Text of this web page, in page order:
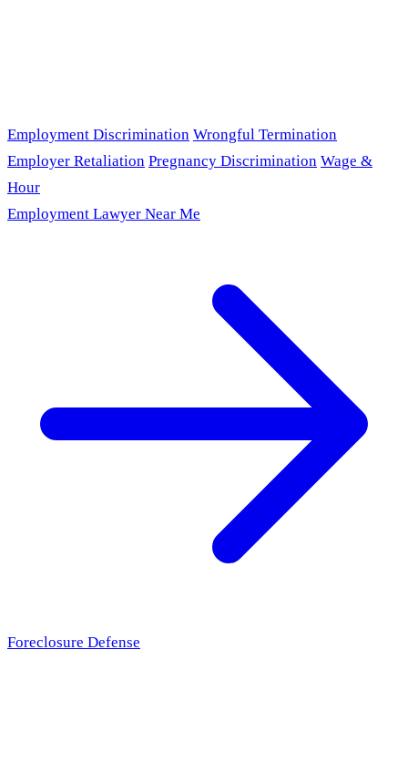
Employment Discrimination Wrongful Termination
Employer Retaliation Pregnancy Discrimination Wage &
Hour
Employment Lawyer Near Me
Foreclosure Defense